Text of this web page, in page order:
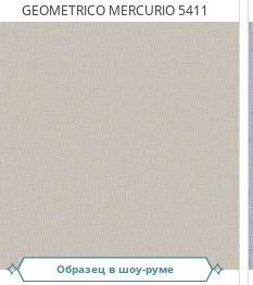
GEOMETRICO MERCURIO 5411
Образец в шоу-руме